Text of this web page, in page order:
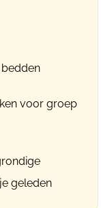
voor groep
geleden